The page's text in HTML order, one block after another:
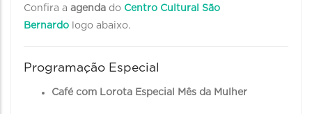
Confira a agenda do Centro Cultural São
Bernardo logo abaixo.
Programação Especial
Café com Lorota Especial Mês da Mulher